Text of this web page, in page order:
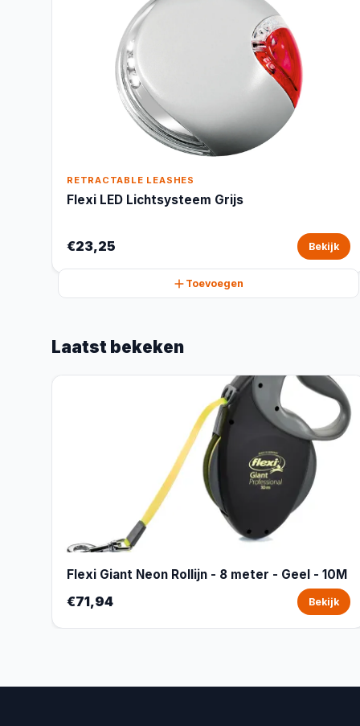
RETRACTABLE LEASHES
Flexi LED Lichtsysteem Grijs
€23,25 Bekijk
Toevoegen
Laatst bekeken
Flexi Giant Neon Rollijn - 8 meter - Geel - 10M
€71,94 Bekijk